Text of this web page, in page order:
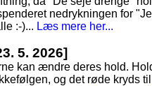
nedrykningen for
:-)... Læs mere her...
5. 2026]
kan ændre deres hold.
og det røde kryds